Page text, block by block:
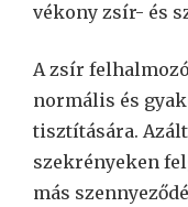
vékony zsír- és
A zsír
normális és
tisztítására.
szekrényeken
más